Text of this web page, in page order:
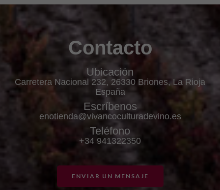
Contacto
Ubicación
Carretera Nacional 232, 26330 Briones, La Rioja
España
Escríbenos
enotienda@vivancoculturadevino.es
Teléfono
+34 941322350
ENVIAR UN MENSAJE